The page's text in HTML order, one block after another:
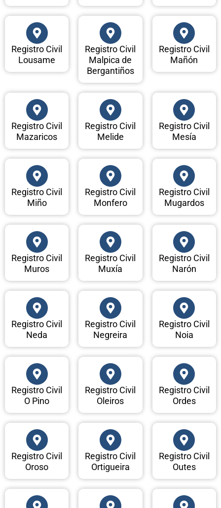
Registro Civil
Lousame
Registro Civil
Malpica de
Bergantiños
Registro Civil
Mañón
Registro Civil
Mazaricos
Registro Civil
Melide
Registro Civil
Mesía
Registro Civil
Miño
Registro Civil
Monfero
Registro Civil
Mugardos
Registro Civil
Muros
Registro Civil
Muxía
Registro Civil
Narón
Registro Civil
Neda
Registro Civil
Negreira
Registro Civil
Noia
Registro Civil
O Pino
Registro Civil
Oleiros
Registro Civil
Ordes
Registro Civil
Oroso
Registro Civil
Ortigueira
Registro Civil
Outes